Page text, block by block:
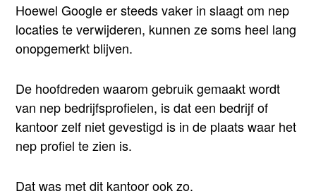
Hoewel Google er steeds vaker in slaagt om nep
locaties te verwijderen, kunnen ze soms heel lang
onopgemerkt blijven.
De hoofdreden waarom gebruik gemaakt wordt
van nep bedrijfsprofielen, is dat een bedrijf of
kantoor zelf niet gevestigd is in de plaats waar het
nep profiel te zien is.
Dat was met dit kantoor ook zo.